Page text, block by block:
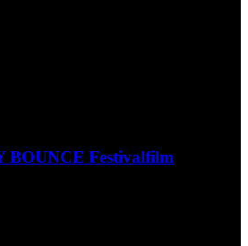
BOUNCE Festivalfilm